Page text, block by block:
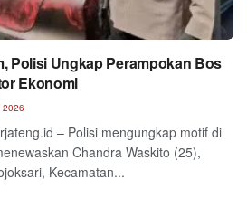
Polisi Ungkap Perampokan Bos
Ekonomi
– Polisi mengungkap motif di
Chandra Waskito (25),
Kecamatan...